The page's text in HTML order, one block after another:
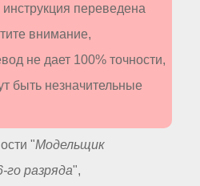
переведена
внимание,
не дает 100% точности,
быть незначительные
"Модельщик
го разряда",